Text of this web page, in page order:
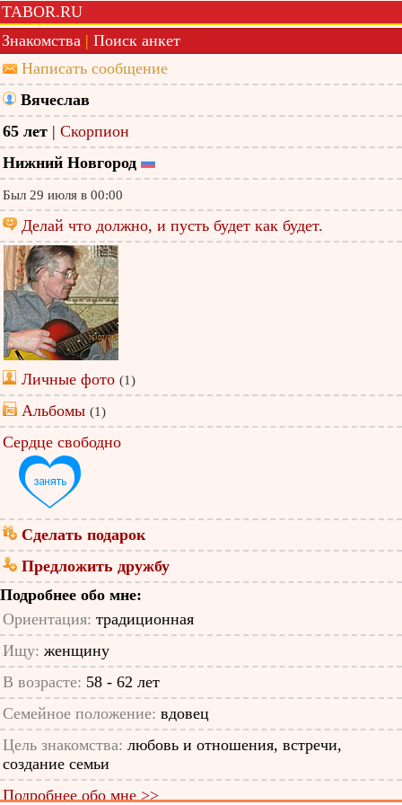
TABOR.RU
Знакомства | Поиск анкет
Написать сообщение
Вячеслав
65 лет | Скорпион
Нижний Новгород
Был 29 июля в 00:00
Делай что должно, и пусть будет как будет.
Личные фото (1)
Альбомы (1)
Сердце свободно
Сделать подарок
Предложить дружбу
Подробнее обо мне:
Ориентация: традиционная
Ищу: женщину
В возрасте: 58 - 62 лет
Семейное положение: вдовец
Цель знакомства: любовь и отношения, встречи,
создание семьи
Подробнее обо мне >>